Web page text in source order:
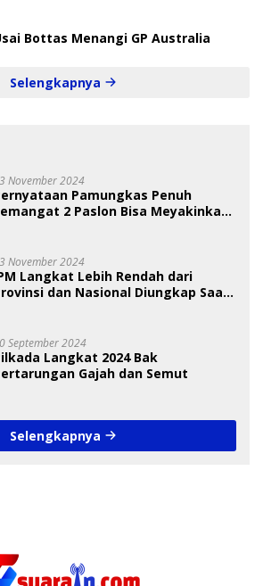
Bottas Menangi GP Australia
Selengkapnya
November 2024
Pamungkas Penuh
2 Paslon Bisa Meyakinkan
November 2024
Langkat Lebih Rendah dari
dan Nasional Diungkap Saat
September 2024
Langkat 2024 Bak
Gajah dan Semut
Selengkapnya